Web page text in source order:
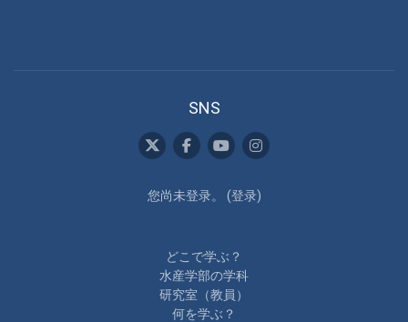
SNS
您尚未登录。 (登录)
どこで学ぶ？
水産学部の学科
研究室（教員）
何を学ぶ？